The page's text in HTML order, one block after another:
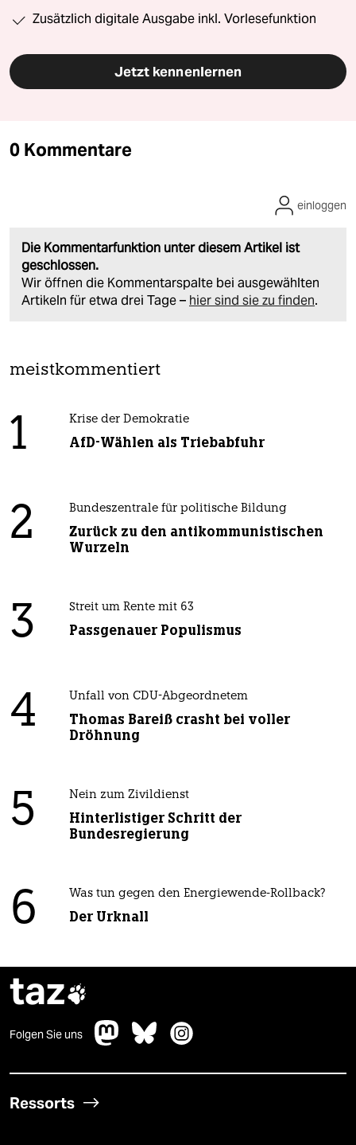
Zusätzlich digitale Ausgabe inkl. Vorlesefunktion
Jetzt kennenlernen
0 Kommentare
Die Kommentarfunktion unter diesem Artikel ist
geschlossen.
Wir öffnen die Kommentarspalte bei ausgewählten
Artikeln für etwa drei Tage – hier sind sie zu finden.
einloggen
meistkommentiert
1 Krise der Demokratie
AfD-Wählen als Triebabfuhr
2 Bundeszentrale für politische Bildung
Zurück zu den antikommunistischen
Wurzeln
3 Streit um Rente mit 63
Passgenauer Populismus
4 Unfall von CDU-Abgeordnetem
Thomas Bareiß crasht bei voller
Dröhnung
5 Nein zum Zivildienst
Hinterlistiger Schritt der
Bundesregierung
6 Was tun gegen den Energiewende-Rollback?
Der Urknall
taz
Folgen Sie uns
Ressorts